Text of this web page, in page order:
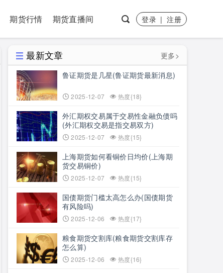
期货行情 期货直播间 登录|注册
最新文章
更多>
鲁证期货是几星(鲁证期货最新消息)
2025-12-07 热度{18}
外汇期权交易属于交易性金融负债吗
(外汇期权交易是指交易双方)
2025-12-07 热度{15}
上海期货如何看铜价日均价(上海期
货交易铜价)
2025-12-07 热度{15}
国债期货门槛太高怎么办(国债期货
有风险吗)
2025-12-06 热度{17}
粮食期货交割库(粮食期货交割库存
怎么算)
2025-12-06 热度{16}